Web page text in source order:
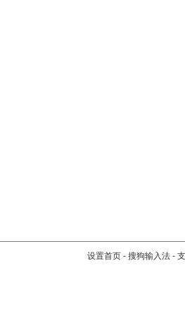
设置首页 - 搜狗输入法 -